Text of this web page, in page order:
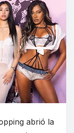
abrió la